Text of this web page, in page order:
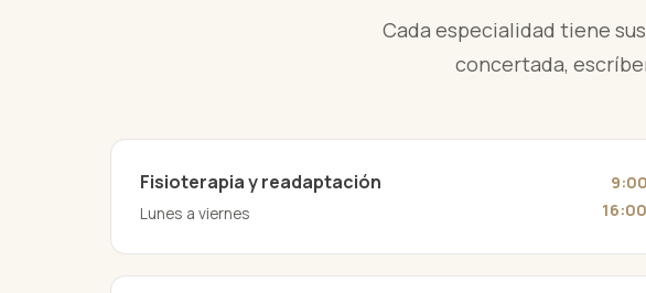
Cada especialidad tiene
concertada,
Fisioterapia y readaptación
Lunes a viernes